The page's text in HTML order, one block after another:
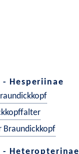
Hesperiinae
Braundickkopf
Heteropterinae